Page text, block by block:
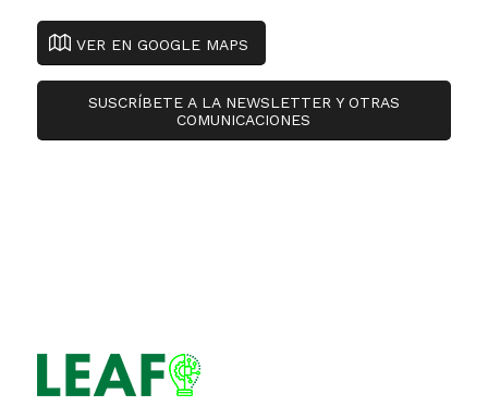
VER EN GOOGLE MAPS
SUSCRÍBETE A LA NEWSLETTER Y OTRAS
COMUNICACIONES